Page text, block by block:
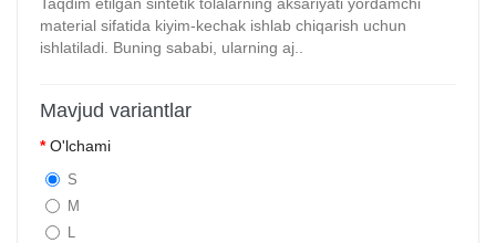
Taqdim etilgan sintetik tolalarning aksariyati yordamchi
material sifatida kiyim-kechak ishlab chiqarish uchun
ishlatiladi. Buning sababi, ularning aj..
Mavjud variantlar
O'lchami
S
M
L